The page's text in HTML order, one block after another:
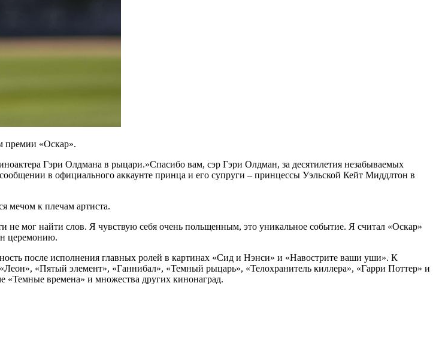
премии «Оскар».
Гэри Олдмана в рыцари.»Спасибо вам, сэр Гэри Олдман, за десятилетия незабываемых
в официального аккаунте принца и его супруги – принцессы Уэльской Кейт Миддлтон в
мечом к плечам артиста.
мог найти слов. Я чувствую себя очень польщенным, это уникальное событие. Я считал «Оскар»
церемонию.
после исполнения главных ролей в картинах «Сид и Нэнси» и «Навострите ваши уши». К
«Пятый элемент», «Ганнибал», «Темный рыцарь», «Телохранитель киллера», «Гарри Поттер» и
«Темные времена» и множества других кинонаград.